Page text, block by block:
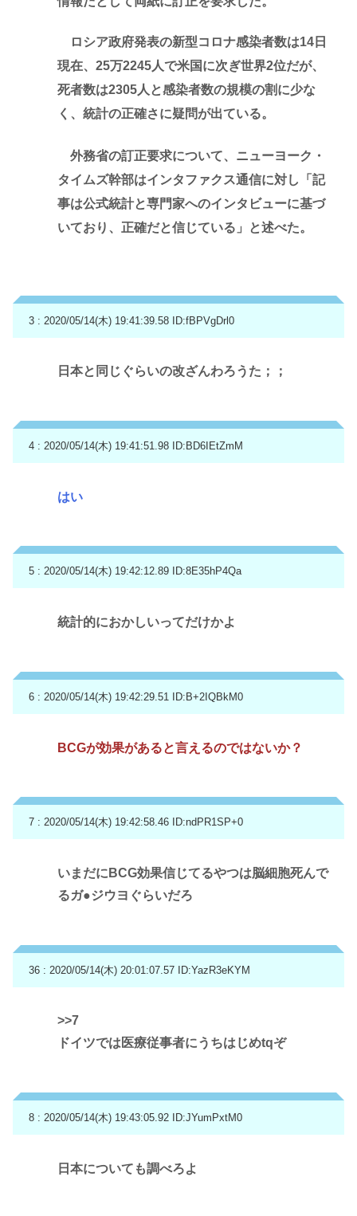
ロシア政府発表の新型コロナ感染者数は14日
現在、25万2245人で米国に次ぎ世界2位だが、
死者数は2305人と感染者数の規模の割に少な
く、統計の正確さに疑問が出ている。
外務省の訂正要求について、ニューヨーク・
タイムズ幹部はインタファクス通信に対し「記
事は公式統計と専門家へのインタビューに基づ
いており、正確だと信じている」と述べた。
3 : 2020/05/14(木) 19:41:39.58 ID:fBPVgDrl0
日本と同じぐらいの改ざんわろうた；；
4 : 2020/05/14(木) 19:41:51.98 ID:BD6IEtZmM
はい
5 : 2020/05/14(木) 19:42:12.89 ID:8E35hP4Qa
統計的におかしいってだけかよ
6 : 2020/05/14(木) 19:42:29.51 ID:B+2IQBkM0
BCGが効果があると言えるのではないか？
7 : 2020/05/14(木) 19:42:58.46 ID:ndPR1SP+0
いまだにBCG効果信じてるやつは脳細胞死んで
るガ●ジウヨぐらいだろ
36 : 2020/05/14(木) 20:01:07.57 ID:YazR3eKYM
>>7
ドイツでは医療従事者にうちはじめtqぞ
8 : 2020/05/14(木) 19:43:05.92 ID:JYumPxtM0
日本についても調べろよ